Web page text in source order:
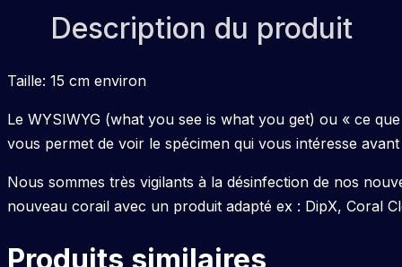
Description du produit
Taille: 15 cm environ
Le WYSIWYG (what you see is what you get) ou « ce
vous permet de voir le spécimen qui vous intéresse
Nous sommes très vigilants à la désinfection de nos
nouveau corail avec un produit adapté ex : DipX, Coral
Produits similaires